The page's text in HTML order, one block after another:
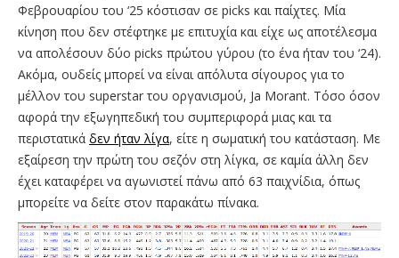
Φεβρουαρίου του ‘25 κόστισαν σε picks και παίχτες. Μία
κίνηση που δεν στέφτηκε με επιτυχία και είχε ως αποτέλεσμα
να απολέσουν δύο picks πρώτου γύρου (το ένα ήταν του ‘24).
Ακόμα, ουδείς μπορεί να είναι απόλυτα σίγουρος για το
μέλλον του superstar του οργανισμού, Ja Morant. Τόσο όσον
αφορά την εξωγηπεδική του συμπεριφορά μιας και τα
περιστατικά δεν ήταν λίγα, είτε η σωματική του κατάσταση. Με
εξαίρεση την πρώτη του σεζόν στη λίγκα, σε καμία άλλη δεν
έχει καταφέρει να αγωνιστεί πάνω από 63 παιχνίδια, όπως
μπορείτε να δείτε στον παρακάτω πίνακα.